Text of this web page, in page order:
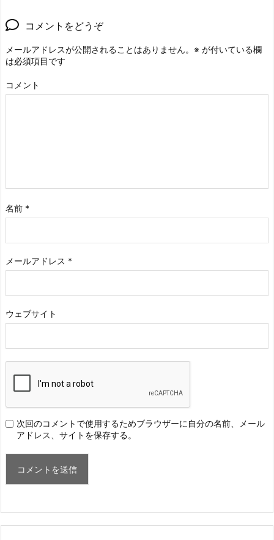
コメントをどうぞ
メールアドレスが公開されることはありません。 ※ が付いている欄
は必須項目です
コメント
名前 *
メールアドレス *
ウェブサイト
次回のコメントで使用するためブラウザーに自分の名前、メール
アドレス、サイトを保存する。